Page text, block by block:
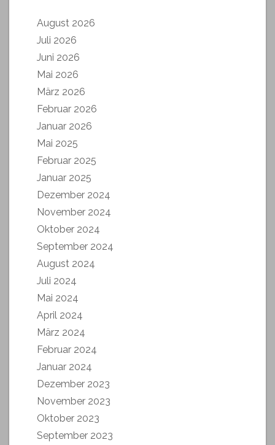
August 2026
Juli 2026
Juni 2026
Mai 2026
März 2026
Februar 2026
Januar 2026
Mai 2025
Februar 2025
Januar 2025
Dezember 2024
November 2024
Oktober 2024
September 2024
August 2024
Juli 2024
Mai 2024
April 2024
März 2024
Februar 2024
Januar 2024
Dezember 2023
November 2023
Oktober 2023
September 2023